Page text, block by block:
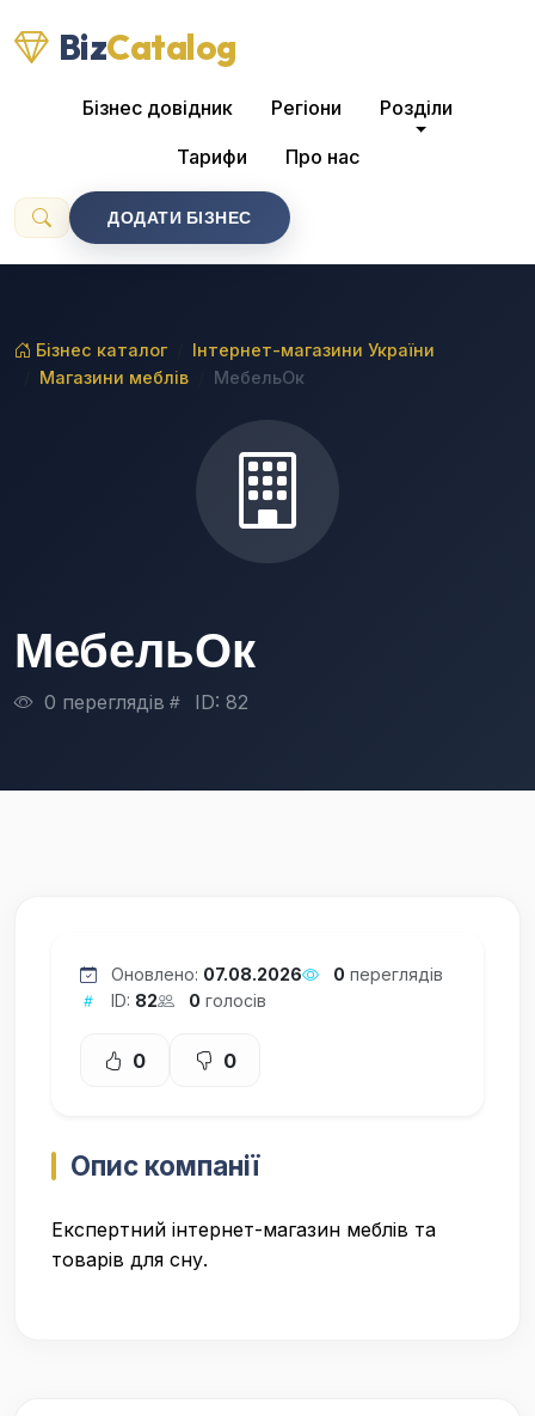
BizCatalog
Бізнес довідник Регіони Розділи
Тарифи Про нас
ДОДАТИ БІЗНЕС
Бізнес каталог
Інтернет-магазини України
Магазини меблів
МебельОк
МебельОк
0 переглядів ID: 82
Оновлено: 07.08.2026 0 переглядів
ID: 82 0 голосів
0 0
Опис компанії
Експертний інтернет-магазин меблів та
товарів для сну.